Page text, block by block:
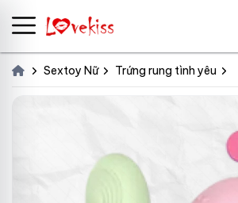
Sextoy Nữ Trứng rung tình yêu